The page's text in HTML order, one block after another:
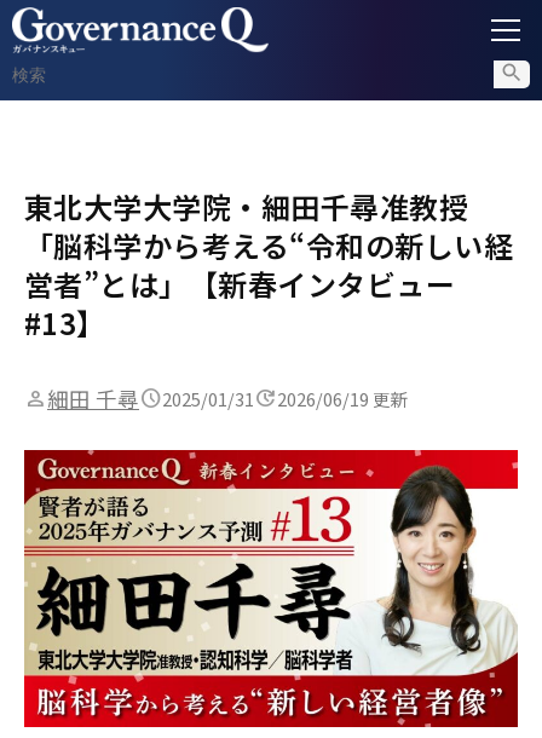
内部通報
コンプライアンス調査
セミナー情報
東北大学大学院・細田千尋准教授
「脳科学から考える“令和の新しい経
営者”とは」【新春インタビュー
#13】
細田 千尋 2025/01/31 2026/06/19 更新